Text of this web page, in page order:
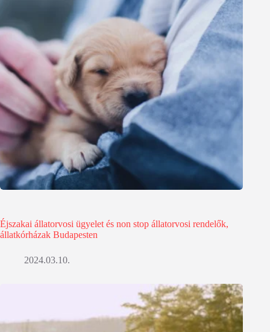
Éjszakai állatorvosi ügyelet és non stop állatorvosi rendelők,
állatkórházak Budapesten
2024.03.10.